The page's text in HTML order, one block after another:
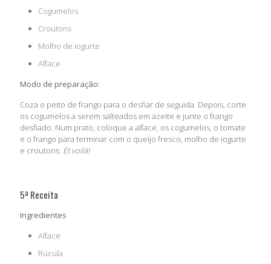
Cogumelos
Croutons
Molho de iogurte
Alface
Modo de preparação:
Coza o peito de frango para o desfiar de seguida. Depois, corte
os cogumelos a serem salteados em azeite e junte o frango
desfiado. Num prato, coloque a alface, os cogumelos, o tomate
e o frango para terminar com o queijo fresco, molho de iogurte
e croutons. Et voilá!
5ª Receita
Ingredientes
Alface
Rúcula